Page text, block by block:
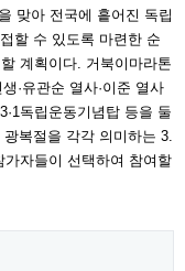
맞아 전국에 흩어진 독립
할 수 있도록 마련한 순
계획이다. 거북이마라톤
·유관순 열사·이준 열사
독립운동기념탑 등을 둘
복절을 각각 의미하는 3.
자들이 선택하여 참여할